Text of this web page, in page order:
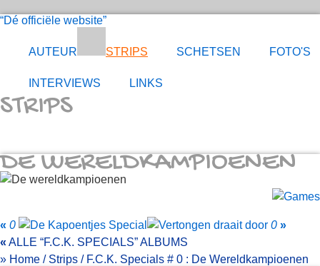
Dé officiële website
AUTEUR STRIPS SCHETSEN FOTO'S
INTERVIEWS LINKS
STRIPS
DE WERELDKAMPIOENEN
« 0 0 »
« ALLE F.C.K. SPECIALS ALBUMS
» Home / Strips / F.C.K. Specials # 0 : De Wereldkampioenen